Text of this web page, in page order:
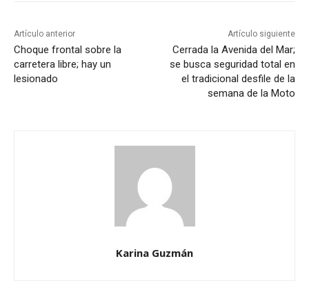
Artículo anterior
Choque frontal sobre la
carretera libre; hay un
lesionado
Artículo siguiente
Cerrada la Avenida del Mar;
se busca seguridad total en
el tradicional desfile de la
semana de la Moto
Karina Guzmán